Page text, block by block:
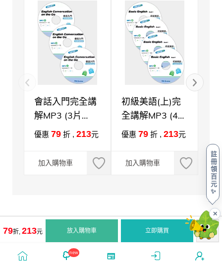
註
冊
領
百
元
✨
✕
new
79折, 213元 放入購物車 立即購買
會話入門完全講
解MP3 (3片
MP3)-不含書籍
優惠 79 折 , 213元
加入購物車
初級美語(上)完
全講解MP3 (4片
MP3)-不含書籍
優惠 79 折 , 213元
加入購物車 加